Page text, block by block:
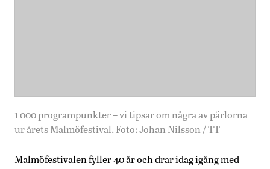
1 000 programpunkter – vi tipsar om några av pärlorna
ur årets Malmöfestival. Foto: Johan Nilsson / TT
Malmöfestivalen fyller 40 år och drar idag igång med